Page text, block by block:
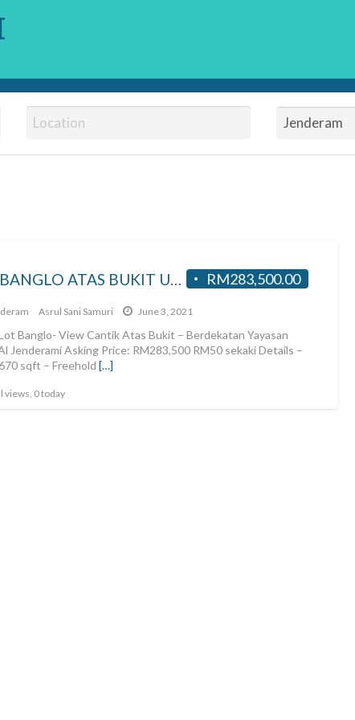
RM283,500.00
LOT BANGLO ATAS BUKIT UNTUK DI JUAL DI JENDERAM HILIR
Asrul Sani Samuri June 3, 2021
Banglo- View Cantik Atas Bukit – Berdekatan Yayasan
Jenderami Asking Price: RM283,500 RM50 sekaki Details –
sqft – Freehold […]
views, 0 today